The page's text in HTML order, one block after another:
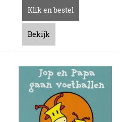
Klik en bestel
Bekijk